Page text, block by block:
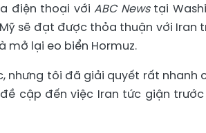
điện thoại vớiABC Newstại
sẽ đạt được thỏa thuận với Iran
mở lại eo biển Hormuz.
nhưng tôi đã giải quyết rất nhanh
cập đến việc Iran tức giận